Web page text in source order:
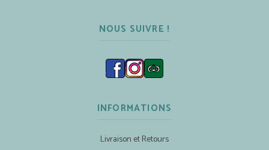
NOUS SUIVRE !
INFORMATIONS
Livraison et Retours